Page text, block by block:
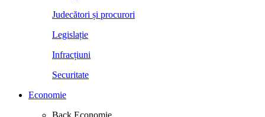
Judecători și procurori
Legislație
Infracțiuni
Securitate
Economie
Back Economie